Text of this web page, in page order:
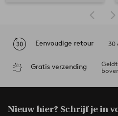
Eenvoudige retour 30
Gratis verzending
Nieuw hier? Schrijf je in